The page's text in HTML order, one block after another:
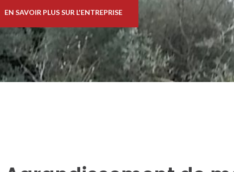
EN SAVOIR PLUS SUR L'ENTREPRISE